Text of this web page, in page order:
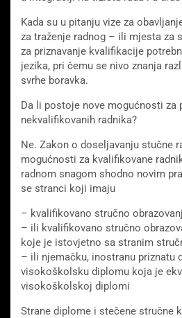
Kada su u pitanju vize za
za traženje radnog – ili mjesta za
za priznavanje kvalifikacije
jezika, pri čemu se nivo znanja
svrhe boravka.
Da li postoje nove mogućnosti za
nekvalifikovanih radnika?
Ne. Zakon o doseljavanju stučne
mogućnosti za kvalifikovane
radnom snagom shodno novim
se stranci koji imaju
– kvalifikovano stručno
– ili kvalifikovano stručno
koje je istovjetno sa stranim
– ili njemačku, inostranu priznatu
visokoškolsku diplomu koja je
visokoškolskoj diplomi
Strane diplome i stečene stručne